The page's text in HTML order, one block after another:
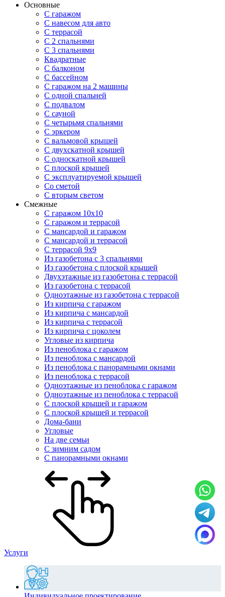
Основные
С гаражом
С навесом для авто
С террасой
С 2 спальнями
С 3 спальнями
Квадратные
С балконом
С бассейном
С гаражом на 2 машины
С одной спальней
С подвалом
С сауной
С четырьмя спальнями
С эркером
С вальмовой крышей
С двухскатной крышей
С односкатной крышей
С плоской крышей
С эксплуатируемой крышей
Со сметой
С вторым светом
Смежные
С гаражом 10х10
С гаражом и террасой
С мансардой и гаражом
С мансардой и террасой
С террасой 9х9
Из газобетона с 3 спальнями
Из газобетона с плоской крышей
Двухэтажные из газобетона с террасой
Из газобетона с террасой
Одноэтажные из газобетона с террасой
Из кирпича с гаражом
Из кирпича с мансардой
Из кирпича с террасой
Из кирпича с цоколем
Угловые из кирпича
Из пеноблока с гаражом
Из пеноблока с мансардой
Из пеноблока с панорамными окнами
Из пеноблока с террасой
Одноэтажные из пеноблока с гаражом
Одноэтажные из пеноблока с террасой
С плоской крышей и гаражом
С плоской крышей и террасой
Дома-бани
Угловые
На две семьи
С зимним садом
С панорамными окнами
Услуги